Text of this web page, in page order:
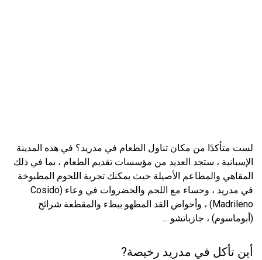
لست متأكدًا من مكان تناول الطعام في مدريد؟ في هذه المدينة
الإسبانية ، ستجد العديد من مؤسسات تقديم الطعام ، بما في ذلك
المقاهي والمطاعم الأصيلة حيث يمكنك تجربة اللحوم المطبوخة
في مدريد ، وحساء مع اللحم والخضروات في وعاء (Cosido
Madrileno) ، وأحواض القد المطهو ​​ببطء والمقطعة شرائح
(أبوماسوم) ، جازباتشو ...
أين تأكل في مدريد رخيصة?